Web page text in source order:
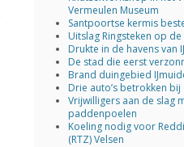
Vermeulen Museum
Santpoortse kermis
Uitslag Ringsteken op
Drukte in de havens van
De stad die eerst
Brand duingebied
Drie auto’s betrokken
Vrijwilligers aan de slag
paddenpoelen
Koeling nodig voor
(RTZ) Velsen